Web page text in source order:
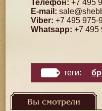
Телефон: +7 495
E-mail:
Viber: +7 495 975-
Whatsapp: +7 495
теги:
Вы смотрели